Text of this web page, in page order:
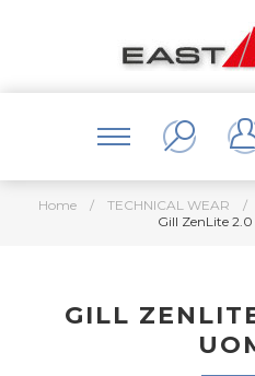
Home / TECHNICAL WEAR /
Gill ZenLite
GILL